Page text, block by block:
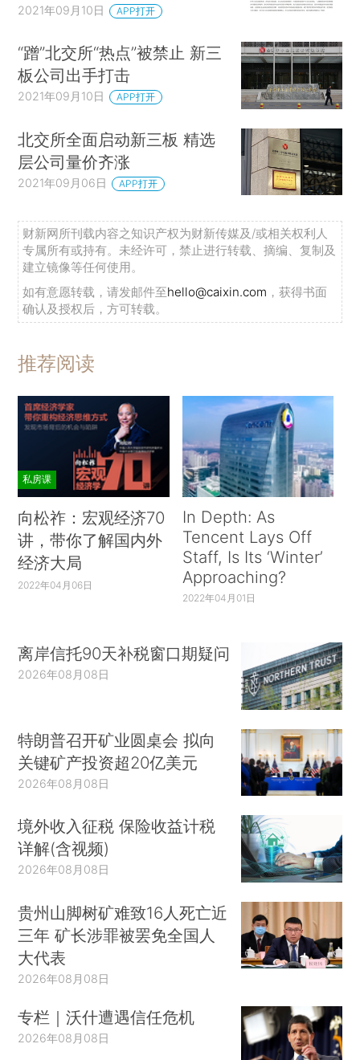
2021年09月10日 APP打开
“蹭”北交所“热点”被禁止 新三
板公司出手打击
2021年09月10日 APP打开
北交所全面启动新三板 精选
层公司量价齐涨
2021年09月06日 APP打开
财新网所刊载内容之知识产权为财新传媒及/或相关权利人
专属所有或持有。未经许可，禁止进行转载、摘编、复制及
建立镜像等任何使用。
如有意愿转载，请发邮件至hello@caixin.com ，获得书面
确认及授权后，方可转载。
推荐阅读
私房课
向松祚：宏观经济70
讲，带你了解国内外
经济大局
2022年04月06日
In Depth: As
Tencent Lays Off
Staff, Is Its ‘Winter’
Approaching?
2022年04月01日
离岸信托90天补税窗口期疑问
2026年08月08日
特朗普召开矿业圆桌会 拟向
关键矿产投资超20亿美元
2026年08月08日
境外收入征税 保险收益计税
详解(含视频)
2026年08月08日
贵州山脚树矿难致16人死亡近
三年 矿长涉罪被罢免全国人
大代表
2026年08月08日
专栏｜沃什遭遇信任危机
2026年08月08日